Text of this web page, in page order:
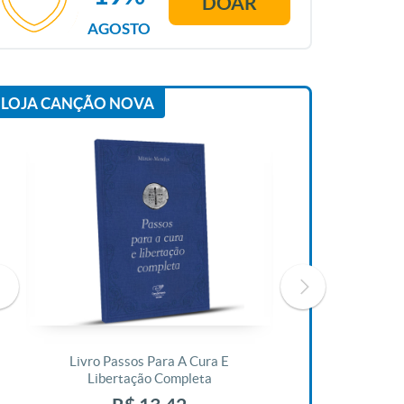
AGOSTO
LOJA CANÇÃO NOVA
Livro Passos Para A Cura E
Libertação Completa